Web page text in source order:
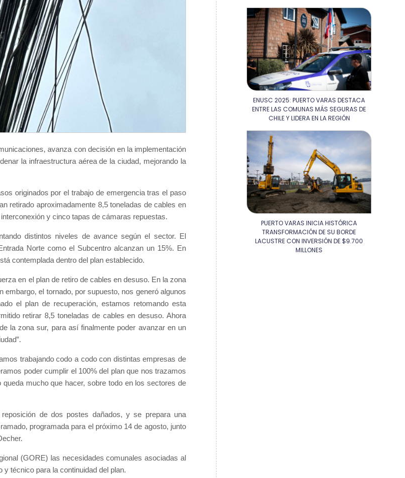
avanza con decisión en la implementación
la infraestructura aérea de la ciudad, mejorando la
originados por el trabajo de emergencia tras el paso
retirado aproximadamente 8,5 toneladas de cables en
y cinco tapas de cámaras repuestas.
distintos niveles de avance según el sector. El
Norte como el Subcentro alcanzan un 15%. En
contemplada dentro del plan establecido.
en el plan de retiro de cables en desuso. En la zona
el tornado, por supuesto, nos generó algunos
el plan de recuperación, estamos retomando esta
retirar 8,5 toneladas de cables en desuso. Ahora
la zona sur, para así finalmente poder avanzar en un
trabajando codo a codo con distintas empresas de
poder cumplir el 100% del plan que nos trazamos
mucho que hacer, sobre todo en los sectores de
de dos postes dañados, y se prepara una
programada para el próximo 14 de agosto, junto
(GORE) las necesidades comunales asociadas al
técnico para la continuidad del plan.
ENUSC 2025: PUERTO VARAS DESTACA
ENTRE LAS COMUNAS MÁS SEGURAS DE
CHILE Y LIDERA EN LA REGIÓN
PUERTO VARAS INICIA HISTÓRICA
TRANSFORMACIÓN DE SU BORDE
LACUSTRE CON INVERSIÓN DE $9.700
MILLONES